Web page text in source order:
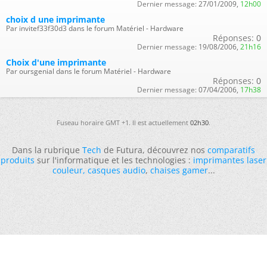
Dernier message: 27/01/2009, 12h00
choix d une imprimante
Par invitef33f30d3 dans le forum Matériel - Hardware
Réponses: 0
Dernier message: 19/08/2006, 21h16
Choix d'une imprimante
Par oursgenial dans le forum Matériel - Hardware
Réponses: 0
Dernier message: 07/04/2006, 17h38
Fuseau horaire GMT +1. Il est actuellement02h30.
Dans la rubriqueTechde Futura, découvrez noscomparatifs
produitssur l'informatique et les technologies :imprimantes laser
couleur,casques audio,chaises gamer...